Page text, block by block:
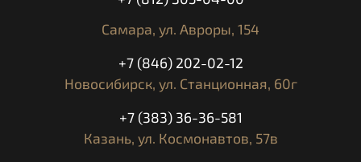
Самара, ул. Авроры, 154
+7 (846) 202-02-12
Новосибирск, ул. Станционная, 60г
+7 (383) 36-36-581
Казань, ул. Космонавтов, 57в